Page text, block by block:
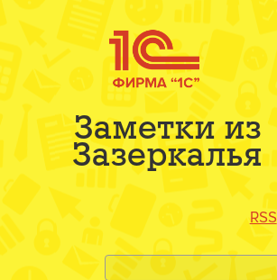
Заметки из
Зазеркалья
RSS